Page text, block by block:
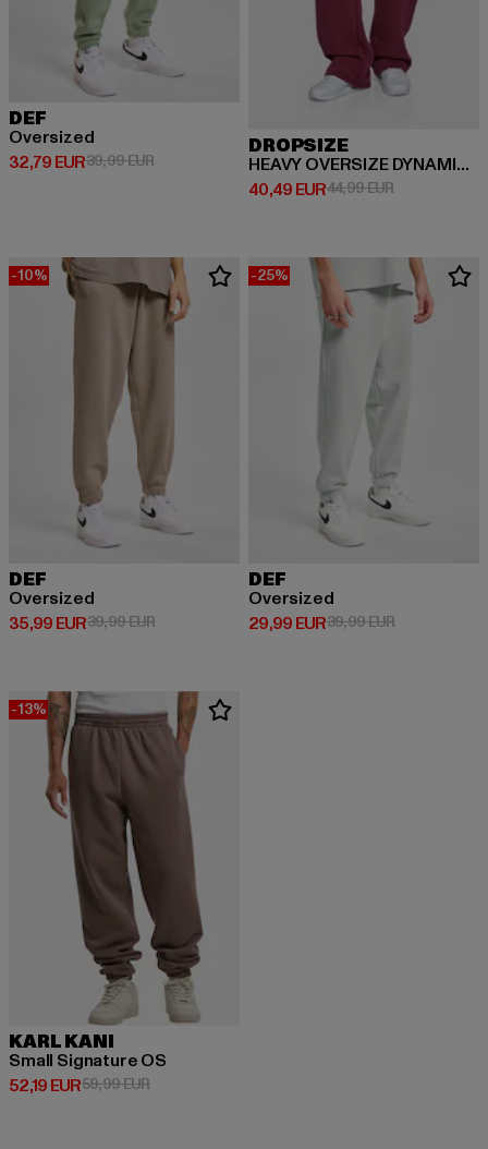
DEF
Oversized
32,79 EUR
Derzeitiger Preis: 32,79 EUR
39,99 EURAktionspreis: 39,99 EUR
DROPSIZE
HEAVY OVERSIZE DYNAMIC HD LOGO
40,49 EUR
Derzeitiger Preis: 40,49 EUR
44,99 EURAktionspreis:
-10%
DEF
Oversized
35,99 EUR
Derzeitiger Preis: 35,99 EUR
39,99 EURAktionspreis: 39,99 EUR
-25%
DEF
Oversized
29,99 EUR
Derzeitiger Preis: 29,99 EUR
39,99 EURAktionspreis:
-13%
KARL KANI
Small Signature OS
52,19 EUR
Derzeitiger Preis: 52,19 EUR
59,99 EURAktionspreis: 59,99 EUR